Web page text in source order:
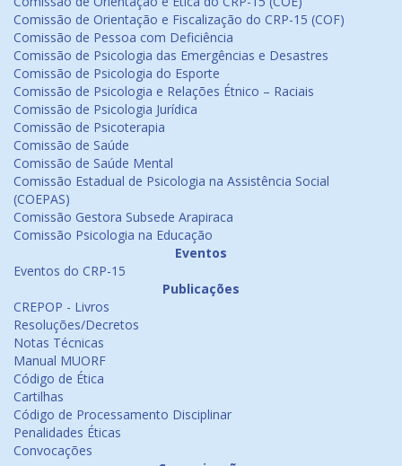
Comissão de Orientação e Fiscalização do CRP-15 (COF)
Comissão de Pessoa com Deficiência
Comissão de Psicologia das Emergências e Desastres
Comissão de Psicologia do Esporte
Comissão de Psicologia e Relações Étnico – Raciais
Comissão de Psicologia Jurídica
Comissão de Psicoterapia
Comissão de Saúde
Comissão de Saúde Mental
Comissão Estadual de Psicologia na Assistência Social
(COEPAS)
Comissão Gestora Subsede Arapiraca
Comissão Psicologia na Educação
Eventos
Eventos do CRP-15
Publicações
CREPOP - Livros
Resoluções/Decretos
Notas Técnicas
Manual MUORF
Código de Ética
Cartilhas
Código de Processamento Disciplinar
Penalidades Éticas
Convocações